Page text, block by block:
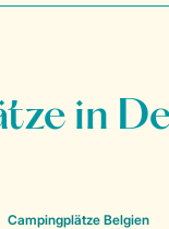
in
Campingplätze Belgien